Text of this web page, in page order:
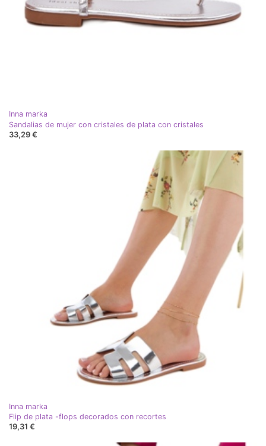
Inna marka
Sandalias de mujer con cristales de plata con cristales
33,29 €
Inna marka
Flip de plata -flops decorados con recortes
19,31 €